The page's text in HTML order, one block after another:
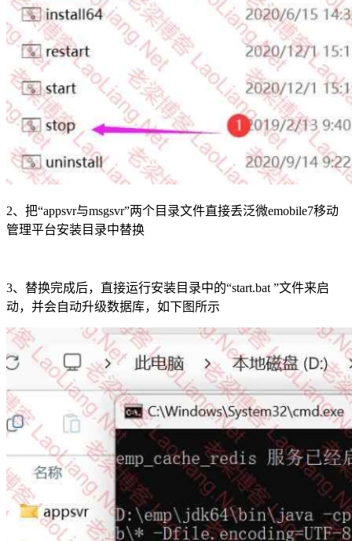
2、把“appsvr与msgsvr”两个目录文件直接丢泛微emobile7移动
管理平台安装目录中替换
3、替换完成后，直接运行安装目录中的“start.bat ”文件来启
动，并会自动升级数据库，如下图所示